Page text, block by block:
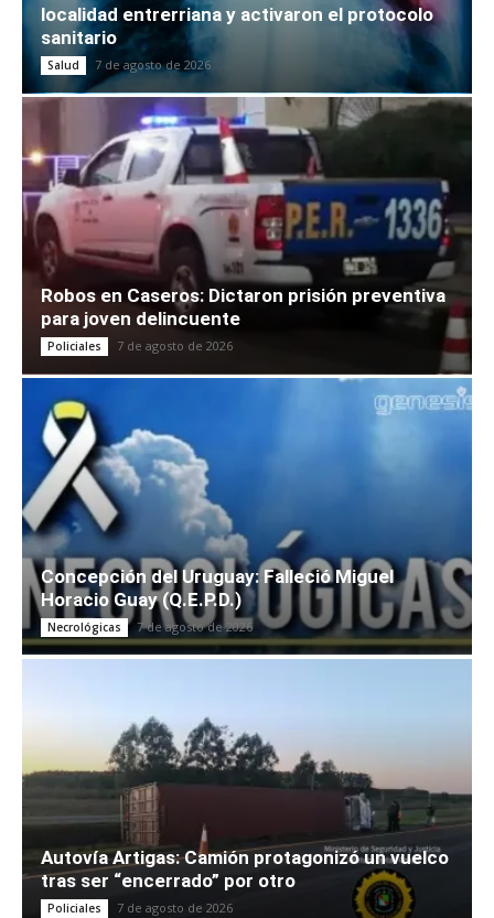
localidad entrerriana y activaron el protocolo
sanitario
Salud 7 de agosto de 2026
Robos en Caseros: Dictaron prisión preventiva
para joven delincuente
Policiales 7 de agosto de 2026
Concepción del Uruguay: Falleció Miguel
Horacio Guay (Q.E.P.D.)
Necrológicas 7 de agosto de 2026
Autovía Artigas: Camión protagonizó un vuelco
tras ser “encerrado” por otro
Policiales 7 de agosto de 2026